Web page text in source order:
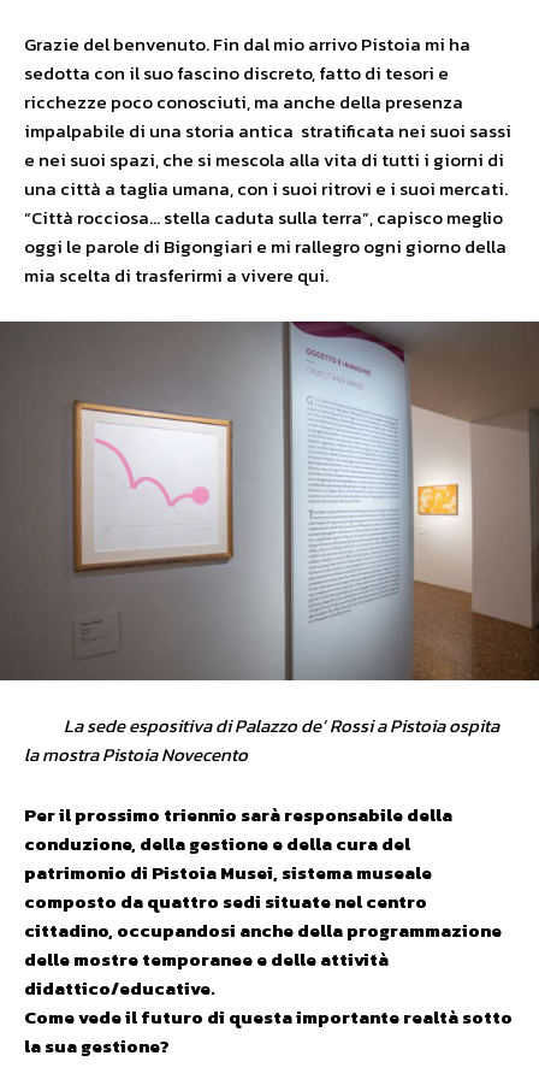
Grazie del benvenuto. Fin dal mio arrivo Pistoia mi ha
sedotta con il suo fascino discreto, fatto di tesori e
ricchezze poco conosciuti, ma anche della presenza
impalpabile di una storia antica stratificata nei suoi sassi
e nei suoi spazi, che si mescola alla vita di tutti i giorni di
una città a taglia umana, con i suoi ritrovi e i suoi mercati.
“Città rocciosa… stella caduta sulla terra”, capisco meglio
oggi le parole di Bigongiari e mi rallegro ogni giorno della
mia scelta di trasferirmi a vivere qui.
La sede espositiva di Palazzo de’ Rossi a Pistoia ospita
la mostra Pistoia Novecento
Per il prossimo triennio sarà responsabile della
conduzione, della gestione e della cura del
patrimonio di Pistoia Musei, sistema museale
composto da quattro sedi situate nel centro
cittadino, occupandosi anche della programmazione
delle mostre temporanee e delle attività
didattico/educative.
Come vede il futuro di questa importante realtà sotto
la sua gestione?